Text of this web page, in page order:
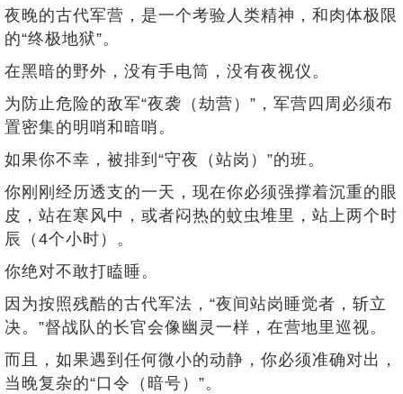
夜晚的古代军营，是一个考验人类精神，和肉体极限
的“终极地狱”。
在黑暗的野外，没有手电筒，没有夜视仪。
为防止危险的敌军“夜袭（劫营）”，军营四周必须布
置密集的明哨和暗哨。
如果你不幸，被排到“守夜（站岗）”的班。
你刚刚经历透支的一天，现在你必须强撑着沉重的眼
皮，站在寒风中，或者闷热的蚊虫堆里，站上两个时
辰（4个小时）。
你绝对不敢打瞌睡。
因为按照残酷的古代军法，“夜间站岗睡觉者，斩立
决。”督战队的长官会像幽灵一样，在营地里巡视。
而且，如果遇到任何微小的动静，你必须准确对出，
当晚复杂的“口令（暗号）”。